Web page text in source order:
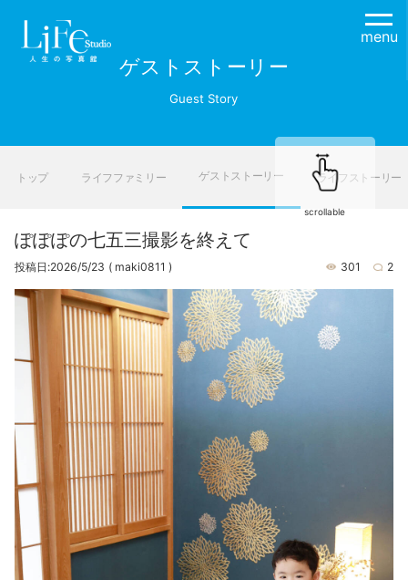
menu
ゲストストーリー
Guest Story
トップ ライフファミリー ゲストストーリー ライフストーリー
scrollable
ぽぽぽの七五三撮影を終えて
投稿日:2026/5/23 ( maki0811 ) 301 2